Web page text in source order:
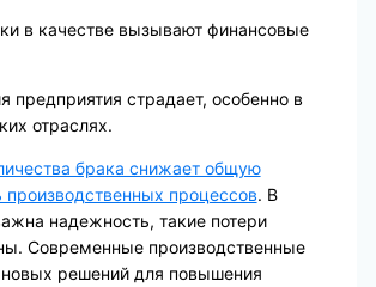
в качестве вызывают финансовые
предприятия страдает, особенно в
отраслях.
брака снижает общую
производственных процессов. В
надежность, такие потери
Современные производственные
новых решений для повышения